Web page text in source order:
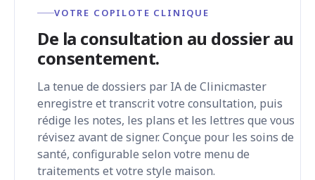
VOTRE COPILOTE CLINIQUE
De la consultation au dossier au
consentement.
La tenue de dossiers par IA de Clinicmaster
enregistre et transcrit votre consultation, puis
rédige les notes, les plans et les lettres que vous
révisez avant de signer. Conçue pour les soins de
santé, configurable selon votre menu de
traitements et votre style maison.